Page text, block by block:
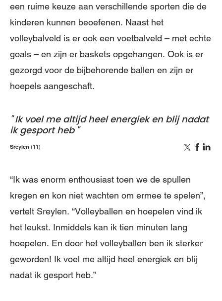
een ruime keuze aan verschillende sporten die de
kinderen kunnen beoefenen. Naast het
volleybalveld is er ook een voetbalveld – met echte
goals – en zijn er baskets opgehangen. Ook is er
gezorgd voor de bijbehorende ballen en zijn er
hoepels aangeschaft.
Ik voel me altijd heel energiek en blij nadat
ik gesport heb
Sreylen (11)
“Ik was enorm enthousiast toen we de spullen
kregen en kon niet wachten om ermee te spelen”,
vertelt Sreylen. “Volleyballen en hoepelen vind ik
het leukst. Inmiddels kan ik tien minuten lang
hoepelen. En door het volleyballen ben ik sterker
geworden! Ik voel me altijd heel energiek en blij
nadat ik gesport heb.”